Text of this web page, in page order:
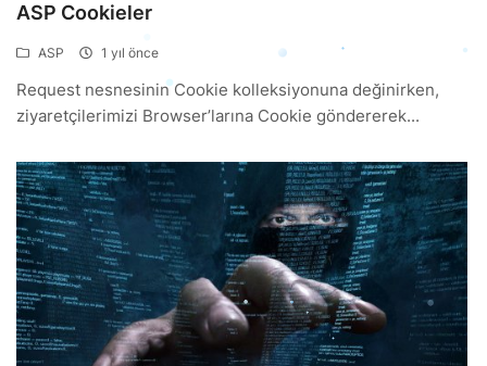
ASP Cookieler
ASP 1 yıl önce
Request nesnesinin Cookie kolleksiyonuna değinirken,
ziyaretçilerimizi Browser’larına Cookie göndererek...